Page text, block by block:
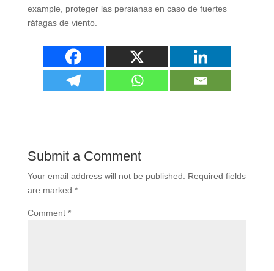
example, proteger las persianas en caso de fuertes
ráfagas de viento.
Submit a Comment
Your email address will not be published.
Required fields
are marked *
Comment *